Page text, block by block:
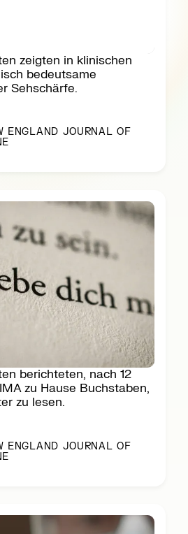
zeigten in klinischen
bedeutsame
Sehschärfe.
ENGLAND JOURNAL OF
berichteten, nach 12
zu Hause Buchstaben,
zu lesen.
ENGLAND JOURNAL OF